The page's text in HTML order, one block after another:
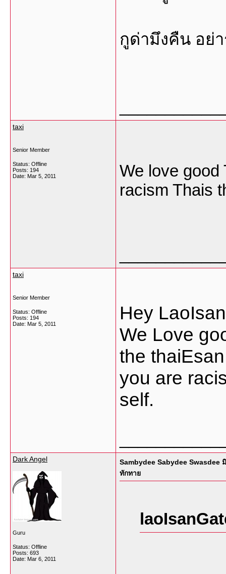
กูด่ามึงคืน อย่
taxi
Senior Member
Status: Offline
Posts: 194
Date: Mar 5, 2011
We love good
racism Thais
taxi
Senior Member
Status: Offline
Posts: 194
Date: Mar 5, 2011
Hey
We Love
the
you are
self.
Dark Angel
Guru
Status: Offline
Posts: 693
Date: Mar 6, 2011
Sambydee Sabydee
ทักทาย